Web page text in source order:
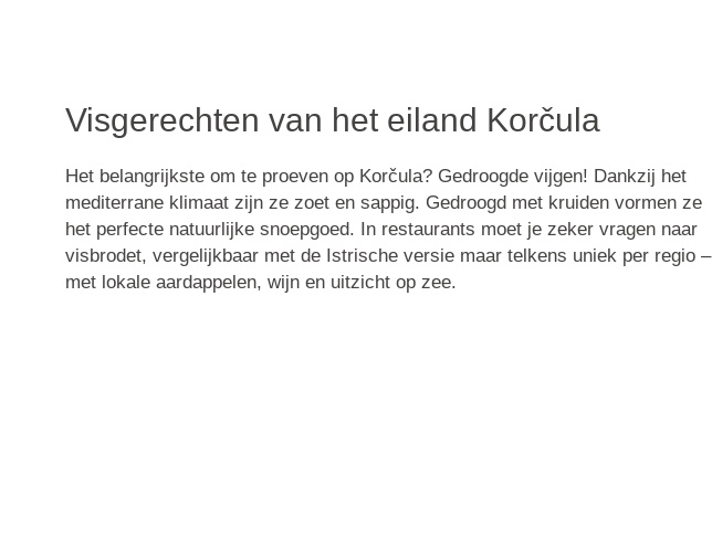
Visgerechten van het eiland Korčula
Het belangrijkste om te proeven op Korčula? Gedroogde vijgen! Dankzij het
mediterrane klimaat zijn ze zoet en sappig. Gedroogd met kruiden vormen ze
het perfecte natuurlijke snoepgoed. In restaurants moet je zeker vragen naar
visbrodet, vergelijkbaar met de Istrische versie maar telkens uniek per regio –
met lokale aardappelen, wijn en uitzicht op zee.